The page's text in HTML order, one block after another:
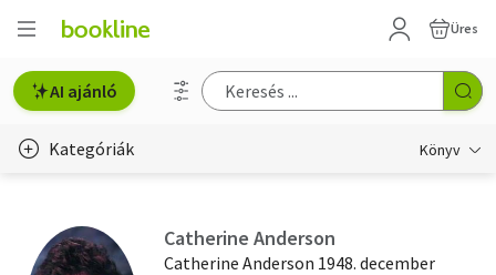
Üres
AI ajánló
Kategóriák Könyv
Erotika Catherine Anderson
Catherine Anderson 1948. december